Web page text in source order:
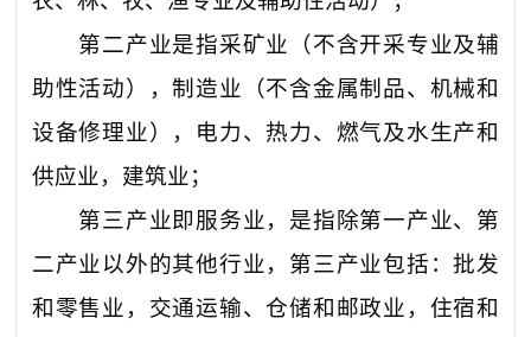
第二产业是指采矿业（不含开采专业及辅
助性活动），制造业（不含金属制品、机械和
设备修理业），电力、热力、燃气及水生产和
供应业，建筑业；
第三产业即服务业，是指除第一产业、第
二产业以外的其他行业，第三产业包括：批发
和零售业，交通运输、仓储和邮政业，住宿和